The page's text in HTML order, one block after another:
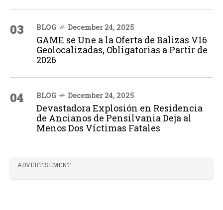
03 BLOG December 24, 2025
GAME se Une a la Oferta de Balizas V16
Geolocalizadas, Obligatorias a Partir de
2026
04 BLOG December 24, 2025
Devastadora Explosión en Residencia
de Ancianos de Pensilvania Deja al
Menos Dos Víctimas Fatales
ADVERTISEMENT